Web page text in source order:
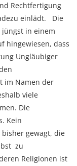
Rechtfertigung
einlädt.
Die
jüngst in einem
hingewiesen, dass
Ungläubiger
im Namen der
viele
Die
Kein
gewagt, die
zu
Religionen ist